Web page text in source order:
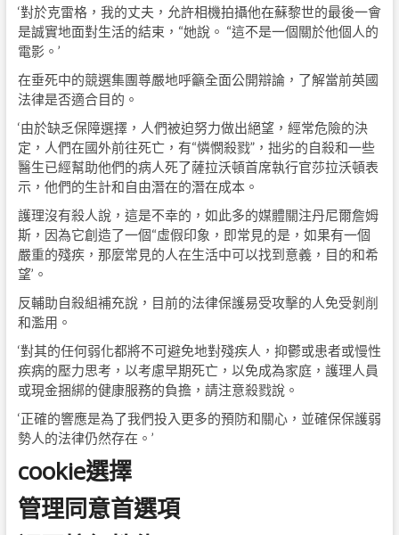
‘對於克雷格，我的丈夫，允許相機拍攝他在蘇黎世的最後一會
是誠實地面對生活的結束，“她說。 “這不是一個關於他個人的
電影。’
在垂死中的競選集團尊嚴地呼籲全面公開辯論，了解當前英國
法律是否適合目的。
‘由於缺乏保障選擇，人們被迫努力做出絕望，經常危險的決
定，人們在國外前往死亡，有“憐憫殺戮”，拙劣的自殺和一些
醫生已經幫助他們的病人死了薩拉沃頓首席執行官莎拉沃頓表
示，他們的生計和自由潛在的潛在成本。
護理沒有殺人說，這是不幸的，如此多的媒體關注丹尼爾詹姆
斯，因為它創造了一個“虛假印象，即常見的是，如果有一個
嚴重的殘疾，那麼常見的人在生活中可以找到意義，目的和希
望’。
反輔助自殺組補充說，目前的法律保護易受攻擊的人免受剝削
和濫用。
‘對其的任何弱化都將不可避免地對殘疾人，抑鬱或患者或慢性
疾病的壓力思考，以考慮早期死亡，以免成為家庭，護理人員
或現金捆綁的健康服務的負擔，請注意殺戮說。
‘正確的響應是為了我們投入更多的預防和關心，並確保保護弱
勢人的法律仍然存在。’
cookie選擇
管理同意首選項